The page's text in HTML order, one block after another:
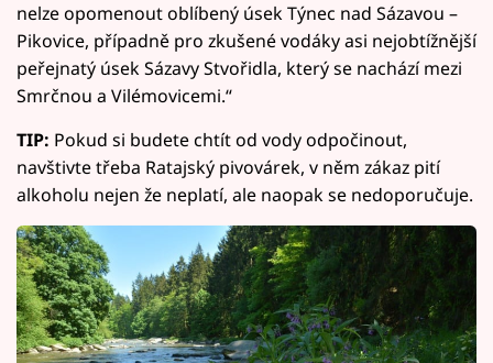
nelze opomenout oblíbený úsek Týnec nad Sázavou –
Pikovice, případně pro zkušené vodáky asi nejobtížnější
peřejnatý úsek Sázavy Stvořidla, který se nachází mezi
Smrčnou a Vilémovicemi.“
TIP: Pokud si budete chtít od vody odpočinout,
navštivte třeba Ratajský pivovárek, v něm zákaz pití
alkoholu nejen že neplatí, ale naopak se nedoporučuje.